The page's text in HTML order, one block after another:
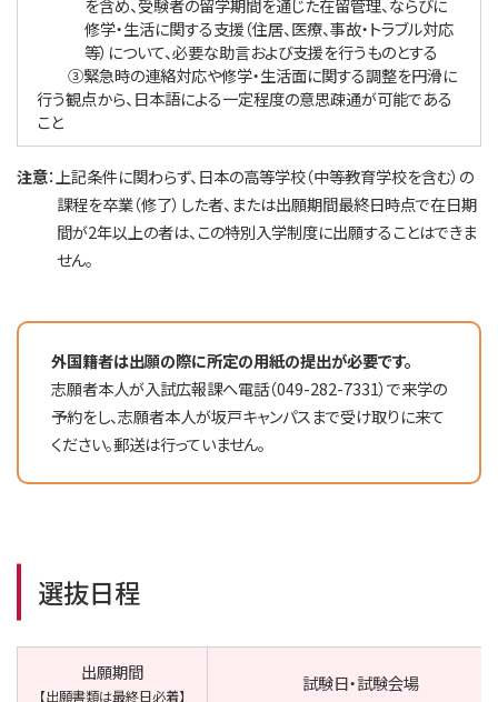
修学・生活に関する支援（住居、医療、事故・トラブル対応
等）について、必要な助言および支援を行うものとする
③緊急時の連絡対応や修学・生活面に関する調整を円滑に
行う観点から、日本語による一定程度の意思疎通が可能である
こと
注意：上記条件に関わらず、日本の高等学校（中等教育学校を含む）の
課程を卒業（修了）した者、または出願期間最終日時点で在日期
間が2年以上の者は、この特別入学制度に出願することはできま
せん。
外国籍者は出願の際に所定の用紙の提出が必要です。
志願者本人が入試広報課へ電話（049-282-7331）で来学の
予約をし、志願者本人が坂戸キャンパスまで受け取りに来て
ください。郵送は行っていません。
選抜日程
出願期間
【出願書類は最終日必着】
試験日・試験会場